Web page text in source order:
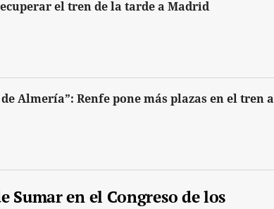
el tren de la tarde a Madrid
Almería”: Renfe pone más plazas en el tren a
en el Congreso de los